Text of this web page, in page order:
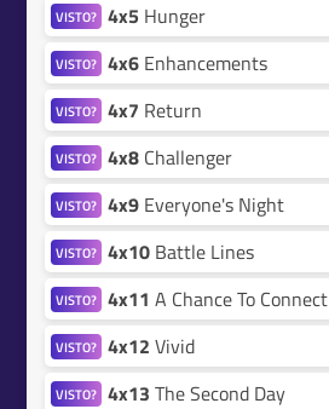
VISTO? 4x5 Hunger
VISTO? 4x6 Enhancements
VISTO? 4x7 Return
VISTO? 4x8 Challenger
VISTO? 4x9 Everyone's Night
VISTO? 4x10 Battle Lines
VISTO? 4x11 A Chance To Connect
VISTO? 4x12 Vivid
VISTO? 4x13 The Second Day